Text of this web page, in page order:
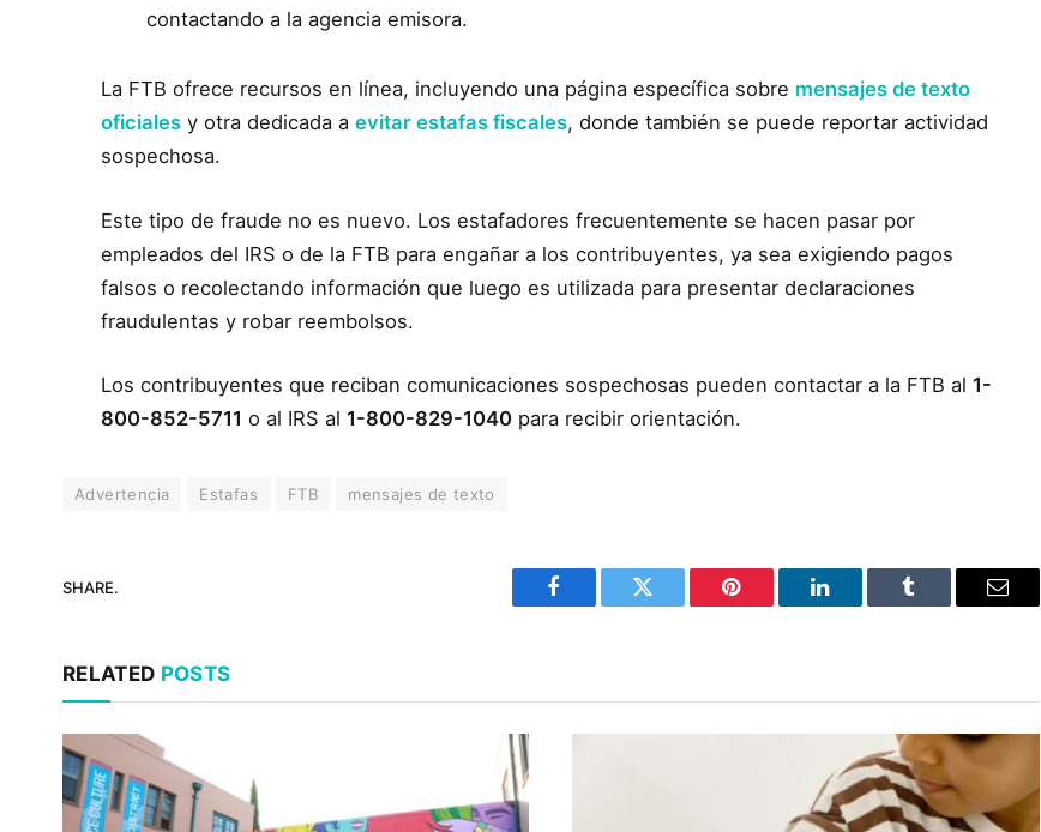
contactando a la agencia emisora.
La FTB ofrece recursos en línea, incluyendo una página específica sobre mensajes de texto
oficiales y otra dedicada aevitar estafas fiscales, donde también se puede reportar actividad
sospechosa.
Este tipo de fraude no es nuevo. Los estafadores frecuentemente se hacen pasar por
empleados del IRS o de la FTB para engañar a los contribuyentes, ya sea exigiendo pagos
falsos o recolectando información que luego es utilizada para presentar declaraciones
fraudulentas y robar reembolsos.
Los contribuyentes que reciban comunicaciones sospechosas pueden contactar a la FTB al1-
800-852-5711 o al IRS al1-800-829-1040 para recibir orientación.
Advertencia Estafas FTB mensajes de texto
SHARE.
Facebook Twitter Pinterest LinkedIn Tumblr Email
RELATED POSTS